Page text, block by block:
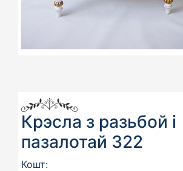
Крэсла з разьбой і
пазалотай 322
Кошт: